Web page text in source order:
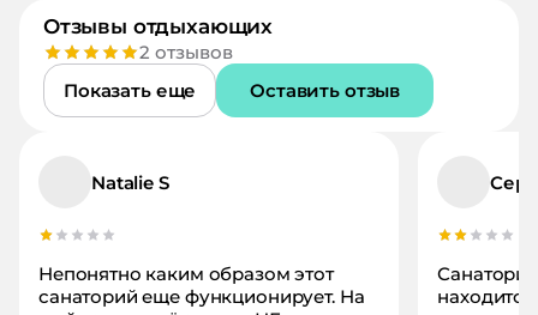
Отзывы отдыхающих
2 отзывов
Показать еще
Оставить отзыв
Natalie S
Непонятно каким образом этот
санаторий еще функционирует. На